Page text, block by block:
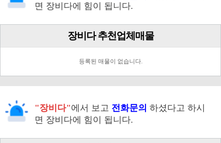
면 장비다에 힘이 됩니다.
장비다 추천업체매물
등록된 매물이 없습니다.
"장비다"에서 보고 전화문의 하셨다고 하시
면 장비다에 힘이 됩니다.